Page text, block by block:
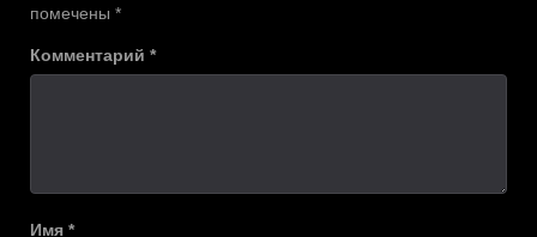
помечены *
Комментарий *
Имя *